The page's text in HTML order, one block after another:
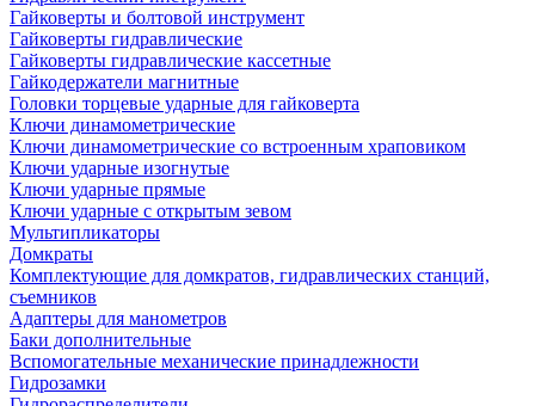
Гайковерты и болтовой инструмент
Гайковерты гидравлические
Гайковерты гидравлические кассетные
Гайкодержатели магнитные
Головки торцевые ударные для гайковерта
Ключи динамометрические
Ключи динамометрические со встроенным храповиком
Ключи ударные изогнутые
Ключи ударные прямые
Ключи ударные с открытым зевом
Мультипликаторы
Домкраты
Комплектующие для домкратов, гидравлических станций,
съемников
Адаптеры для манометров
Баки дополнительные
Вспомогательные механические принадлежности
Гидрозамки